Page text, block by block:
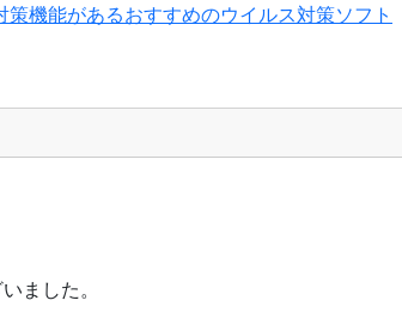
策機能があるおすすめのウイルス対策ソフト
ました。